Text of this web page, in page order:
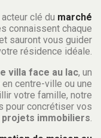
clé du marché
connaissent chaque
sauront vous guider
résidence idéale.
villa face au lac, un
en centre-ville ou une
votre famille, notre
pour concrétiser vos
projets immobiliers.